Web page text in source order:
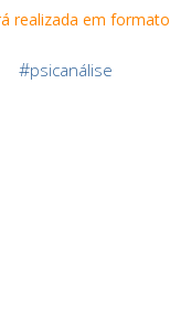
realizada em formato
#psicanálise